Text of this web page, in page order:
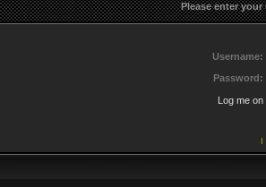
Please enter
Username:
Password:
Log me
I